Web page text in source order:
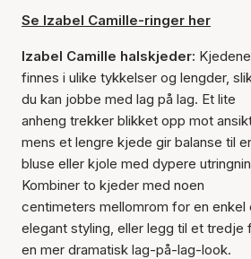
Se Izabel Camille-ringer her
Izabel Camille halskjeder: Kjedene
finnes i ulike tykkelser og lengder,
du kan jobbe med lag på lag. Et lite
anheng trekker blikket opp mot
mens et lengre kjede gir balanse til
bluse eller kjole med dypere
Kombiner to kjeder med noen
centimeters mellomrom for en enkel
elegant styling, eller legg til et tredje
en mer dramatisk lag-på-lag-look.